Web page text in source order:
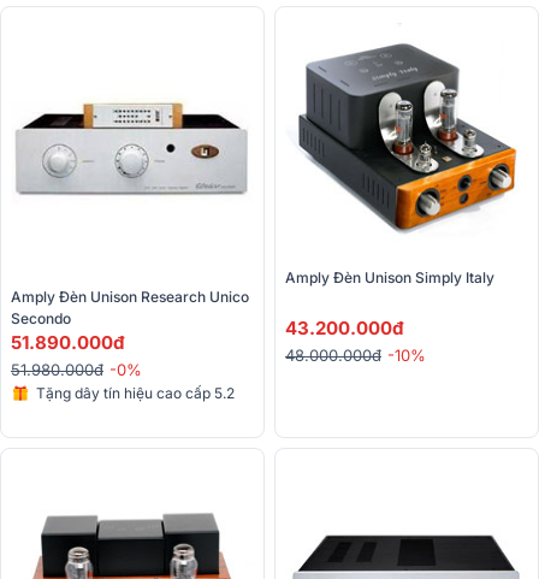
Amply Đèn Unison Research Unico
Secondo
51.890.000đ
51.980.000đ -0%
Tặng dây tín hiệu cao cấp 5.2
Amply Đèn Unison Simply Italy
43.200.000đ
48.000.000đ -10%